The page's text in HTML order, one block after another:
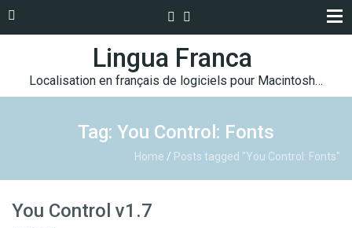
Lingua Franca
Localisation en français de logiciels pour Macintosh…
Tag: You Control: Fonts
Home / Posts tagged "You Control: Fonts"
You Control v1.7